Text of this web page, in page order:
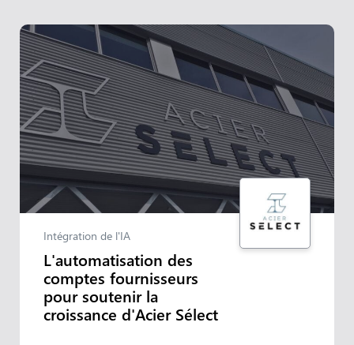
Intégration de l'IA
L'automatisation des
comptes fournisseurs
pour soutenir la
croissance d'Acier Sélect